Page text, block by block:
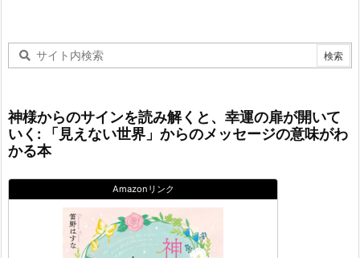
神様からのサインを読み解くと、幸運の扉が開いて
いく: 「見えない世界」からのメッセージの意味がわ
かる本
Amazonリンク